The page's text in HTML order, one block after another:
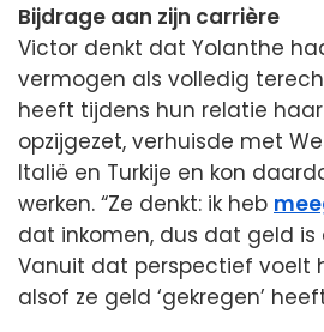
Bijdrage aan zijn carrière
Victor denkt dat Yolanthe
vermogen als volledig
heeft tijdens hun relatie
opzijgezet, verhuisde met
Italië en Turkije en kon
werken. “Ze denkt: ik heb
dat inkomen, dus dat geld is
Vanuit dat perspectief voelt
alsof ze geld ‘gekregen’